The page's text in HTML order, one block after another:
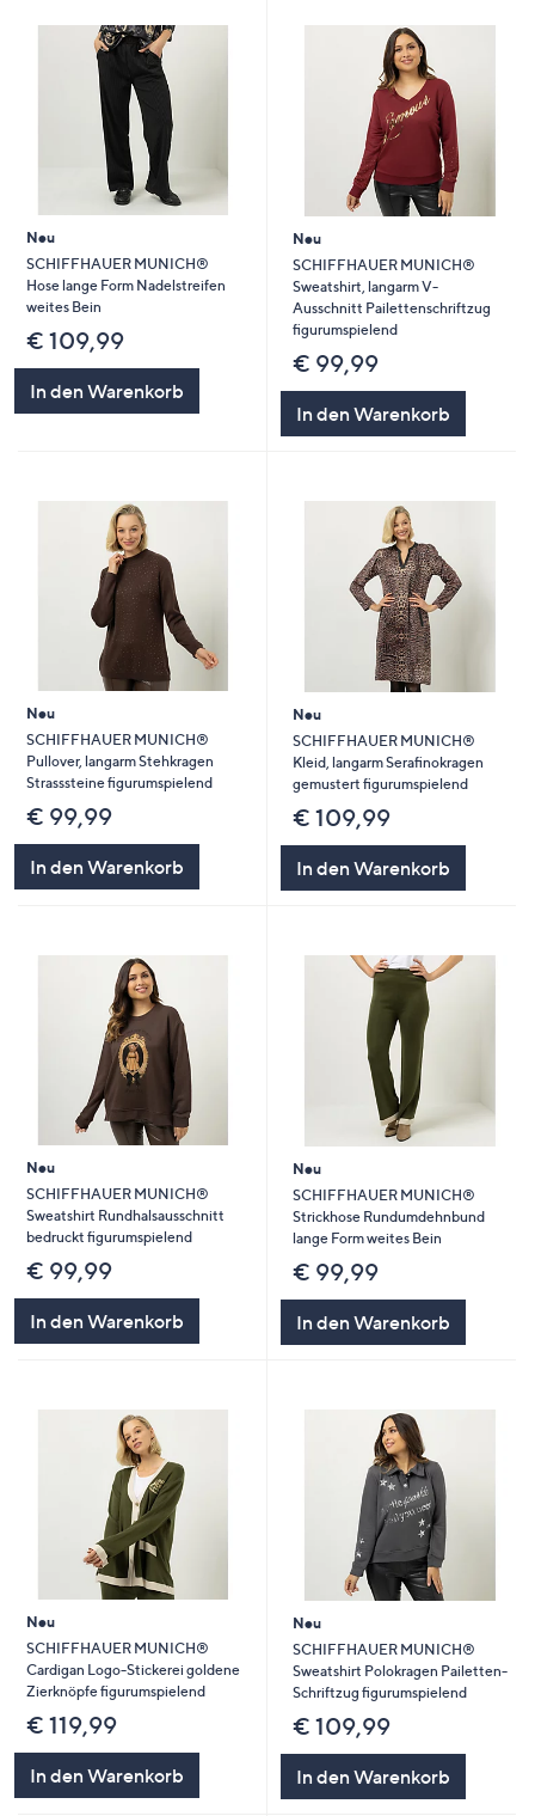
Neu
SCHIFFHAUER MUNICH®
Hose lange Form Nadelstreifen
weites Bein
€ 109,99
In den Warenkorb
Neu
SCHIFFHAUER MUNICH®
Sweatshirt, langarm V-
Ausschnitt Pailettenschriftzug
figurumspielend
€ 99,99
In den Warenkorb
Neu
SCHIFFHAUER MUNICH®
Pullover, langarm Stehkragen
Strasssteine figurumspielend
€ 99,99
In den Warenkorb
Neu
SCHIFFHAUER MUNICH®
Kleid, langarm Serafinokragen
gemustert figurumspielend
€ 109,99
In den Warenkorb
Neu
SCHIFFHAUER MUNICH®
Sweatshirt Rundhalsausschnitt
bedruckt figurumspielend
€ 99,99
In den Warenkorb
Neu
SCHIFFHAUER MUNICH®
Strickhose Rundumdehnbund
lange Form weites Bein
€ 99,99
In den Warenkorb
Neu
SCHIFFHAUER MUNICH®
Cardigan Logo-Stickerei goldene
Zierknöpfe figurumspielend
€ 119,99
In den Warenkorb
Neu
SCHIFFHAUER MUNICH®
Sweatshirt Polokragen Pailetten-
Schriftzug figurumspielend
€ 109,99
In den Warenkorb